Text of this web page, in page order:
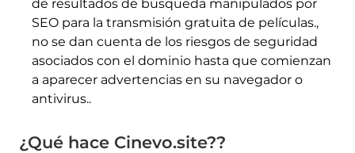
de resultados de búsqueda manipulados por
SEO para la transmisión gratuita de películas.,
no se dan cuenta de los riesgos de seguridad
asociados con el dominio hasta que comienzan
a aparecer advertencias en su navegador o
antivirus..
¿Qué hace Cinevo.site??